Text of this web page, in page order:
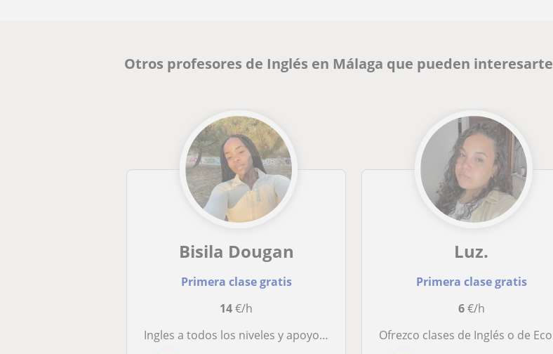
Otros profesores de Inglés en Málaga que pueden interesarte
Bisila Dougan
Primera clase gratis
14€/h
Ingles a todos los niveles y apoyo escolar para niños de educación primaria
Luz.
Primera clase gratis
6€/h
Ofrezco clases de Inglés o de Economía de casi todos los niveles